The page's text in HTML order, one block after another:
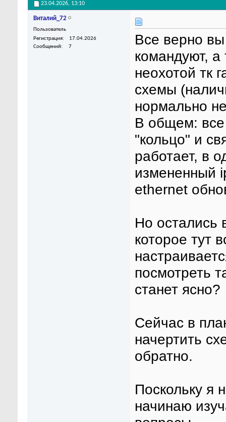
23.04.2026, 13:10
Виталий_72
Пользователь
Регистрация
17.04.2026
Сообщений
7
Все верно
командуют, а
неохотой тк
схемы
нормально
В общем: все
"кольцо" и
работает, в
измененный
ethernet
Но остались
которое тут
посмотреть
станет ясно?
Сейчас в
начертить
обратно.
Поскольку я
начинаю